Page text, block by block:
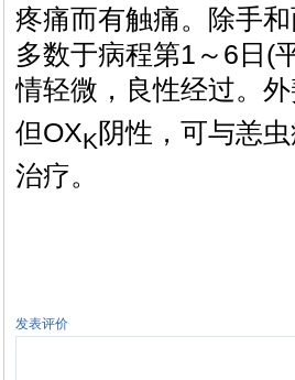
疼痛而有触痛。除手
多数于病程第1～6日(
情轻微，良性经过。
但OXK 阴性，可与恙
治疗。
发表评价